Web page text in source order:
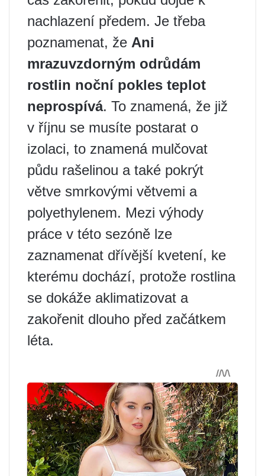
nachlazení předem. Je třeba
poznamenat, že Ani
mrazuvzdorným odrůdám
rostlin noční pokles teplot
neprospívá. To znamená, že již
v říjnu se musíte postarat o
izolaci, to znamená mulčovat
půdu rašelinou a také pokrýt
větve smrkovými větvemi a
polyethylenem. Mezi výhody
práce v této sezóně lze
zaznamenat dřívější kvetení, ke
kterému dochází, protože rostlina
se dokáže aklimatizovat a
zakořenit dlouho před začátkem
léta.